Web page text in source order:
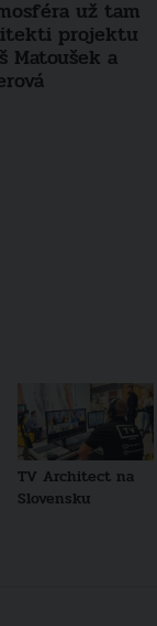
už tam
projektu
Matoušek a
TV Architect na
Slovensku